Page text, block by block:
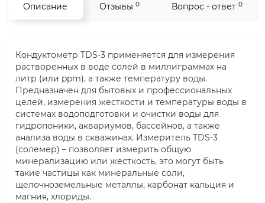
Описание Отзывы 0 Вопрос - ответ 0
Кондуктометр TDS-3 применяется для измерения
растворенных в воде солей в миллиграммах на
литр (или ppm), а также температуру воды.
Предназначен для бытовых и профессиональных
целей, измерения жесткости и температуры воды в
системах водоподготовки и очистки воды для
гидропоники, аквариумов, бассейнов, а также
анализа воды в скважинах. Измеритель TDS-3
(солемер) – позволяет измерить общую
минерализацию или жесткость, это могут быть
такие частицы как минеральные соли,
щелочноземельные металлы, карбонат кальция и
магния, хлориды.